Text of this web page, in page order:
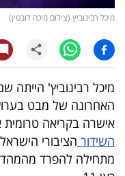
טלוויזיה
עסקי
ספורט
קריירה
ולימודים
מינויים
מיכל רבינוביץ (צילום מיכה לובטין)
אישרה בקריאה
השידור הציבורי
מתחילה להפרד